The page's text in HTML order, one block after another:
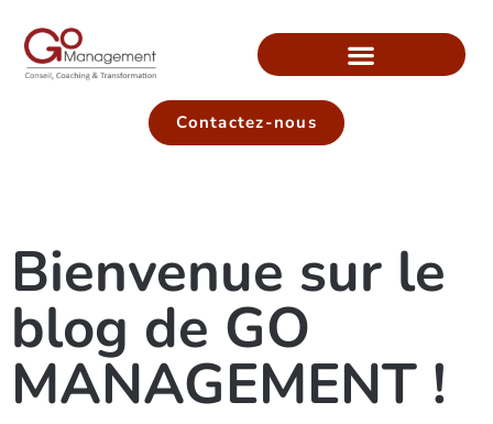
Contactez-nous
Bienvenue sur le
blog de GO
MANAGEMENT !